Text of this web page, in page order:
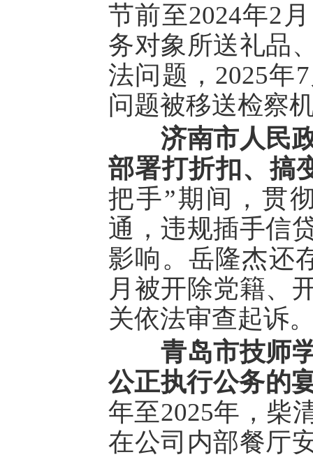
节前至2024年2
务对象所送礼品
法问题，2025年
问题被移送检察
济南市人民
部署打折扣、搞
把手”期间，贯
通，违规插手信
影响。岳隆杰还
月被开除党籍、
关依法审查起诉
青岛市技师
公正执行公务的
年至2025年，柴
在公司内部餐厅